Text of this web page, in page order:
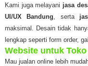
Kami juga melayani jasa
UI/UX Bandung, serta
maksimal. Desain tidak
lengkap seperti form order,
Website untuk
Mau jualan online lebih